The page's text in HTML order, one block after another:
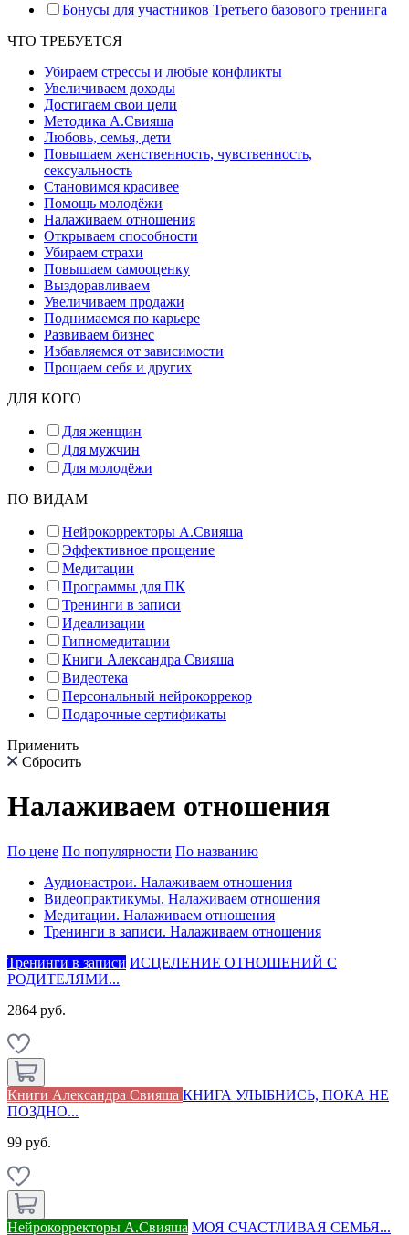
Бонусы для участников Третьего базового тренинга
ЧТО ТРЕБУЕТСЯ
Убираем стрессы и любые конфликты
Увеличиваем доходы
Достигаем свои цели
Методика А.Свияша
Любовь, семья, дети
Повышаем женственность, чувственность,
сексуальность
Становимся красивее
Помощь молодёжи
Налаживаем отношения
Открываем способности
Убираем страхи
Повышаем самооценку
Выздоравливаем
Увеличиваем продажи
Поднимаемся по карьере
Развиваем бизнес
Избавляемся от зависимости
Прощаем себя и других
ДЛЯ КОГО
Для женщин
Для мужчин
Для молодёжи
ПО ВИДАМ
Нейрокорректоры А.Свияша
Эффективное прощение
Медитации
Программы для ПК
Тренинги в записи
Идеализации
Гипномедитации
Книги Александра Свияша
Видеотека
Персональный нейрокоррекор
Подарочные сертификаты
Применить
Сбросить
Налаживаем отношения
По цене По популярности По названию
Аудионастрои. Налаживаем отношения
Видеопрактикумы. Налаживаем отношения
Медитации. Налаживаем отношения
Тренинги в записи. Налаживаем отношения
Тренинги в записи ИСЦЕЛЕНИЕ ОТНОШЕНИЙ С
РОДИТЕЛЯМИ...
2864 руб.
Книги Александра Свияша КНИГА УЛЫБНИСЬ, ПОКА НЕ
ПОЗДНО...
99 руб.
Нейрокорректоры А.Свияша МОЯ СЧАСТЛИВАЯ СЕМЬЯ...